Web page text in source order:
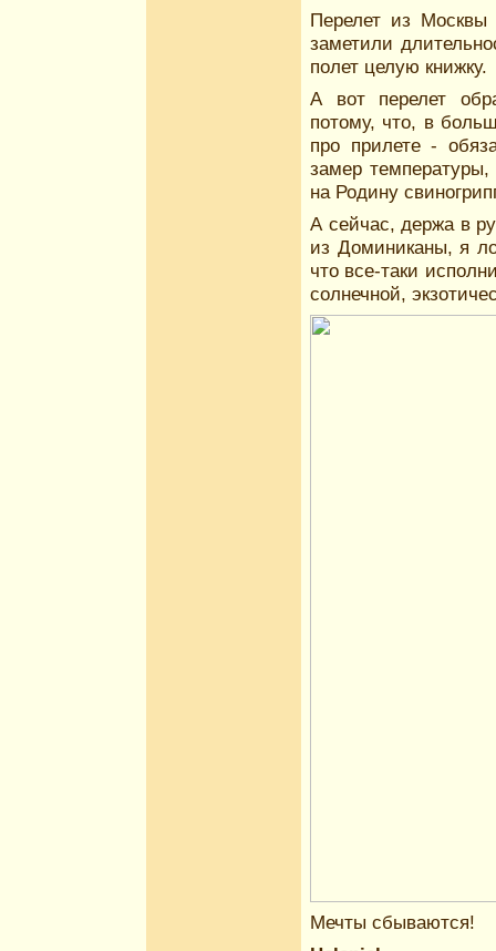
Перелет из
заметили
полет целую книжку.
А вот перелет
потому, что, в
про прилете -
замер
на Родину
А сейчас, держа в
из Доминиканы, я
что все-таки
солнечной,
Мечты сбываются!